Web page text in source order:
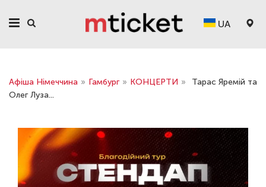
UA
Афіша Німеччина » Гамбург » КОНЦЕРТИ »
Тарас Яремій та
Олег Луза...